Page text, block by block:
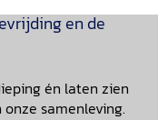
en de
én laten zien
samenleving.